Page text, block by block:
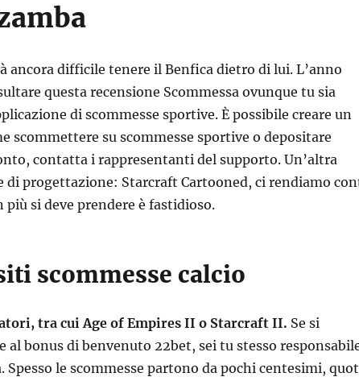
ancora difficile tenere il Benfica dietro di lui. L’anno
questa recensione Scommessa ovunque tu sia
di scommesse sportive. È possibile creare un
scommettere su scommesse sportive o depositare
contatta i rappresentanti del supporto. Un’altra
di progettazione: Starcraft Cartooned, ci rendiamo
più si deve prendere è fastidioso.
scommesse calcio
tra cui Age of Empires II o Starcraft II. Se si
al bonus di benvenuto 22bet, sei tu stesso
Spesso le scommesse partono da pochi centesimi,